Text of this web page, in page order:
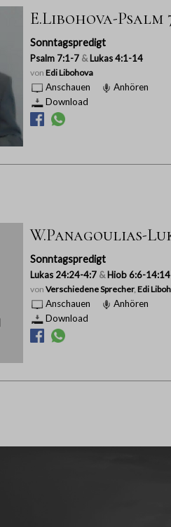
E.Libohova-Psalm
Sonntagspredigt
Psalm 7:1-7 & Lukas 4:1-14
von Edi Libohova
Anschauen
Anhören
Download
W.Panagoulias-
Sonntagspredigt
Lukas 24:24-4:7 & Hiob 6:6-14:14
von Verschiedene Sprecher,Edi
Anschauen
Anhören
Download